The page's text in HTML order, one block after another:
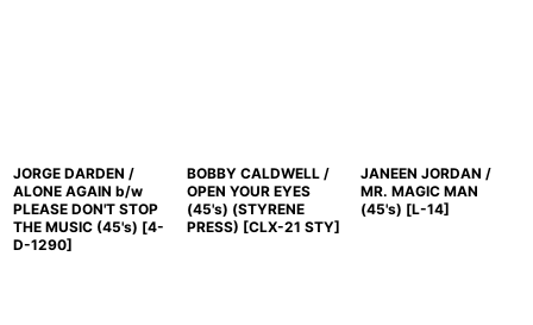
JORGE DARDEN /
ALONE AGAIN b/w
PLEASE DON'T STOP
THE MUSIC (45's) [4-
D-1290]
BOBBY CALDWELL /
OPEN YOUR EYES
(45's) (STYRENE
PRESS) [CLX-21 STY]
JANEEN JORDAN /
MR. MAGIC MAN
(45's) [L-14]